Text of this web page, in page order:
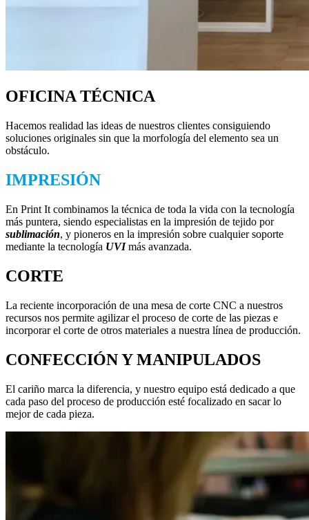
OFICINA TÉCNICA
Hacemos realidad las ideas de nuestros clientes consiguiendo
soluciones originales sin que la morfología del elemento sea un
obstáculo.
IMPRESIÓN
En Print It combinamos la técnica de toda la vida con la tecnología
más puntera, siendo especialistas en la impresión de tejido por
sublimación, y pioneros en la impresión sobre cualquier soporte
mediante la tecnología UVI más avanzada.
CORTE
La reciente incorporación de una mesa de corte CNC a nuestros
recursos nos permite agilizar el proceso de corte de las piezas e
incorporar el corte de otros materiales a nuestra línea de producción.
CONFECCIÓN Y MANIPULADOS​
El cariño marca la diferencia, y nuestro equipo está dedicado a que
cada paso del proceso de producción esté focalizado en sacar lo
mejor de cada pieza.